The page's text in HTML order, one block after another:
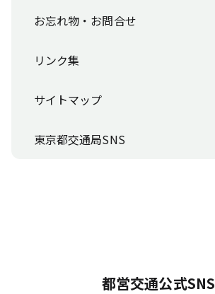
お忘れ物・お問合せ
リンク集
サイトマップ
東京都交通局SNS
都営交通公式SNS